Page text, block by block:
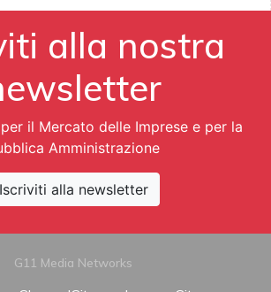
alla nostra
il Mercato delle Imprese e per la
Amministrazione
Iscriviti alla newsletter
G11 Media Networks